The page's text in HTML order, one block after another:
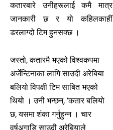
कतारबारे उनीहरूलाई कमै मात्र
जानकारी छ र यो कहिलकाहीं
डरलाग्दो टिम हुनसक्छ ।
जस्तो, कतारमै भएको विश्वकपमा
अर्जेन्टिनाका लागि साउदी अरेबिया
बलियो विपक्षी टिम साबित भएको
थियो । उनी भन्छन्, ‘कतार बलियो
छ, यसमा शंका गर्नुहुन्न । चार
वर्षअगाडि साउदी अरेबियाले